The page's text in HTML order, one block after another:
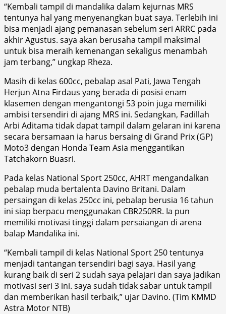
“Kembali tampil di mandalika dalam kejurnas MRS
tentunya hal yang menyenangkan buat saya. Terlebih ini
bisa menjadi ajang pemanasan sebelum seri ARRC pada
akhir Agustus. saya akan berusaha tampil maksimal
untuk bisa meraih kemenangan sekaligus menambah
jam terbang,” ungkap Rheza.
Masih di kelas 600cc, pebalap asal Pati, Jawa Tengah
Herjun Atna Firdaus yang berada di posisi enam
klasemen dengan mengantongi 53 poin juga memiliki
ambisi tersendiri di ajang MRS ini. Sedangkan, Fadillah
Arbi Aditama tidak dapat tampil dalam gelaran ini karena
secara bersamaan ia harus bersaing di Grand Prix (GP)
Moto3 dengan Honda Team Asia menggantikan
Tatchakorn Buasri.
Pada kelas National Sport 250cc, AHRT mengandalkan
pebalap muda bertalenta Davino Britani. Dalam
persaingan di kelas 250cc ini, pebalap berusia 16 tahun
ini siap berpacu menggunakan CBR250RR. Ia pun
memiliki motivasi tinggi dalam persaiangan di arena
balap Mandalika ini.
“Kembali tampil di kelas National Sport 250 tentunya
menjadi tantangan tersendiri bagi saya. Hasil yang
kurang baik di seri 2 sudah saya pelajari dan saya jadikan
motivasi seri 3 ini. saya sudah tidak sabar untuk tampil
dan memberikan hasil terbaik,” ujar Davino. (Tim KMMD
Astra Motor NTB)